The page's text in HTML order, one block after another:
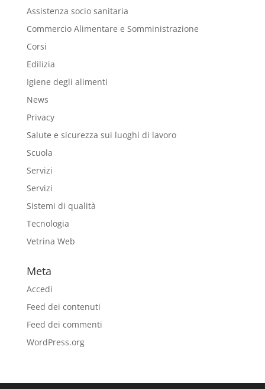
Assistenza socio sanitaria
Commercio Alimentare e Somministrazione
Corsi
Edilizia
Igiene degli alimenti
News
Privacy
Salute e sicurezza sui luoghi di lavoro
Scuola
Servizi
Servizi
Sistemi di qualità
Tecnologia
Vetrina Web
Meta
Accedi
Feed dei contenuti
Feed dei commenti
WordPress.org